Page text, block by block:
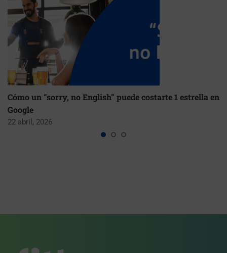
Cómo un “sorry, no English” puede costarte 1 estrella en
Google
22 abril, 2026